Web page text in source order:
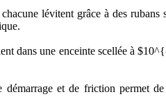
lévitent grâce à des
dans une enceinte scellée à
et de friction permet